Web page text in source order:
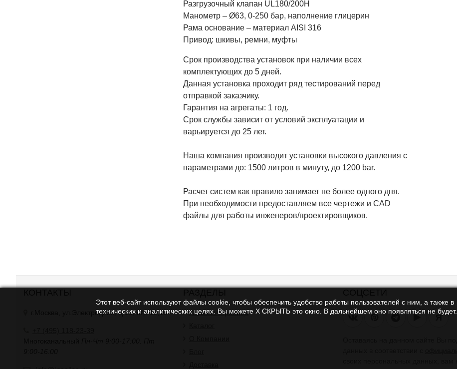
Разгрузочный клапан UL180/200H
Манометр – Ø63, 0-250 бар, наполнение глицерин
Рама основание – материал AISI 316
Привод: шкивы, ремни, муфты
Срок производства установок при наличии всех
комплектующих до 5 дней.
Данная установка проходит ряд тестирований перед
отправкой заказчику.
Гарантия на агрегаты: 1 год.
Срок службы зависит от условий эксплуатации и
варьируется до 25 лет.
Наша компания производит установки высокого давления с
параметрами до: 1500 литров в минуту, до 1200 bar.
Расчет систем как правило занимает не более одного дня.
При необходимости предоставляем все чертежи и CAD
файлы для работы инженеров/проектировщиков.
г.Москва, ул.Электродная, д.10, стр.13,15
Главная страница
Я
Этот веб-сайт используют файлы cookie, чтобы обеспечить удобство работы пользователей с ним, а также в
технических и аналитических целях. Вы можете Х СКРЫТЬ это окно. В дальнейшем оно появляться не будет.